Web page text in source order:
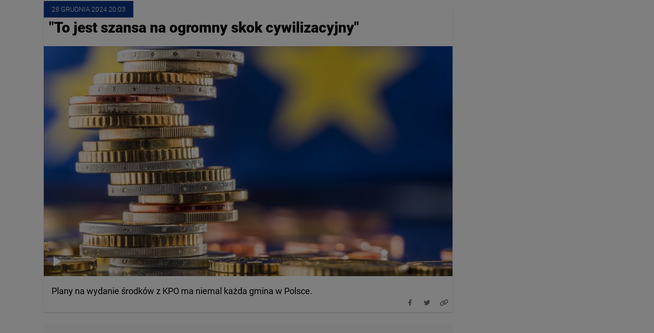
"To jest szansa na ogromny skok cywilizacyjny"
Plany na wydanie środków z KPO ma niemal każda gmina w Polsce.
28 GRUDNIA 2024 20:03